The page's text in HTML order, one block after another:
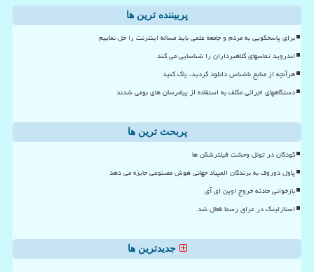
پربیننده ترین ها
برای پاسخگویی به مردم و جامعه علمی باید مساله اینترنت را حل نماییم
اندروید تماسهای کلاهبرداران را شناسایی می کند
هرآنچه از منابع ناشناس دانلود کردید، پاک کنید
دستگاههای اجرائی مکلف به استفاده از پیامرسان های بومی شدند
پربحث ترین ها
کودکان در تونل وحشت فیلترشکن ها
پاول دوروف به برندگان المپیاد جهانی هوش مصنوعی جایزه می دهد
بازخوانی حادثه خروج اوپن ای آی
استارلینک در عراق رسما فعال شد
جدیدترین ها